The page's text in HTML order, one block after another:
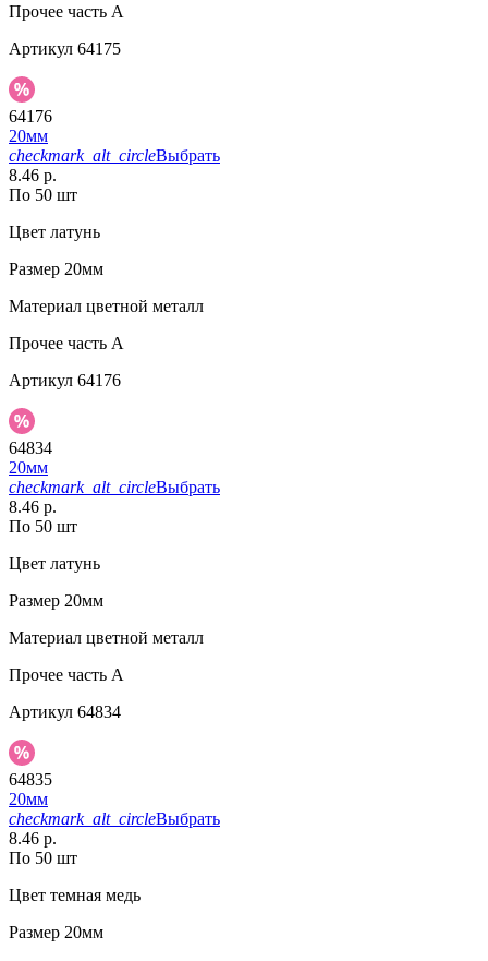
Прочее часть A
Артикул 64175
64176
20мм
checkmark_alt_circleВыбрать
8.46 р.
По 50 шт
Цвет латунь
Размер 20мм
Материал цветной металл
Прочее часть A
Артикул 64176
64834
20мм
checkmark_alt_circleВыбрать
8.46 р.
По 50 шт
Цвет латунь
Размер 20мм
Материал цветной металл
Прочее часть A
Артикул 64834
64835
20мм
checkmark_alt_circleВыбрать
8.46 р.
По 50 шт
Цвет темная медь
Размер 20мм